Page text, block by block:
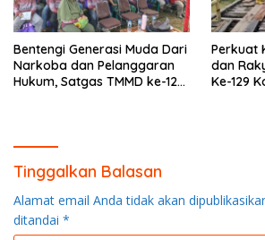
Bentengi Generasi Muda Dari
Narkoba dan Pelanggaran
Hukum, Satgas TMMD ke-129
Perkuat
dan
Ke-129
Tinggalkan Balasan
Alamat email Anda tidak akan
ditandai *